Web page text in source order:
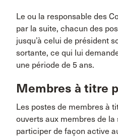
Le ou la responsable des
par la suite, chacun des
jusqu’à celui de président
sortante, ce qui lui
une période de 5 ans.
Membres à titre
Les postes de membres à
ouverts aux membres de
participer de façon active